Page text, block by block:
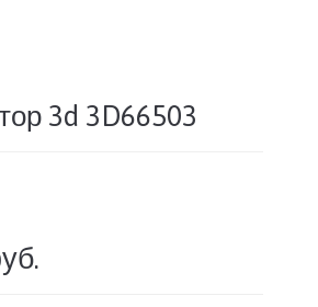
3d 3D66503